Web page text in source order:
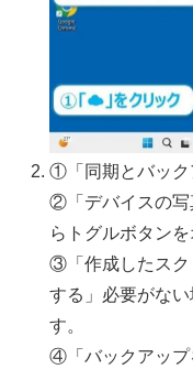
①「同期とバック
②「デバイスの写
らトグルボタンを
③「作成したスク
する」必要がな
す。
④「バックアップ